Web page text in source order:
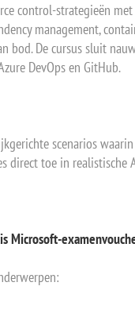
control-strategieën
management,
bod. De cursus sluit
DevOps en GitHub.
scenarios
direct toe in
Microsoft-